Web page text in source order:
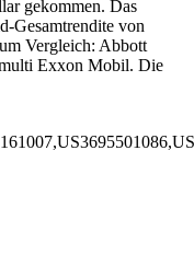
gekommen. Das
Gesamtrendite von
Vergleich: Abbott
Exxon Mobil. Die